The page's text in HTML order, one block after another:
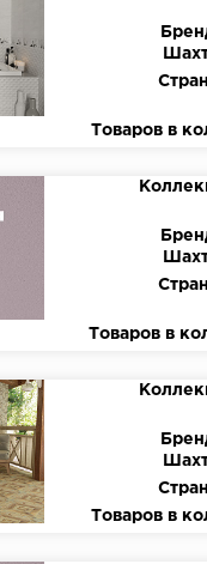
Товаров в
Товаров в
Товаров в